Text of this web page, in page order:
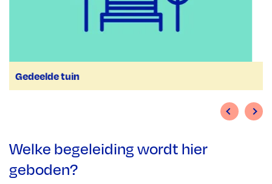
Gedeelde tuin
Welke begeleiding wordt hier
geboden?